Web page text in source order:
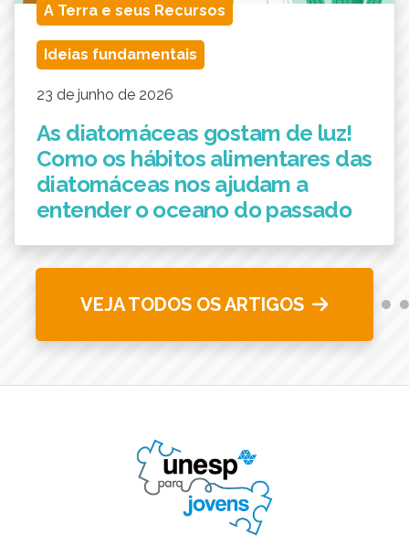
A Terra e seus Recursos
Ideias fundamentais
23 de junho de 2026
As diatomáceas gostam de luz!
Como os hábitos alimentares das
diatomáceas nos ajudam a
entender o oceano do passado
VEJA TODOS OS ARTIGOS